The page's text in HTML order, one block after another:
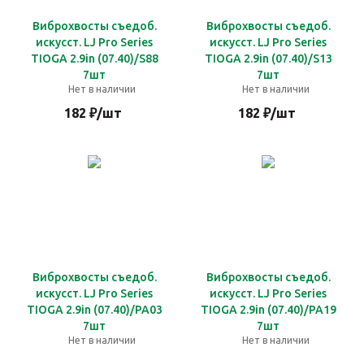
Виброхвосты съедоб.
искусст. LJ Pro Series
TIOGA 2.9in (07.40)/S88
7шт
Нет в наличии
182 ₽/шт
Виброхвосты съедоб.
искусст. LJ Pro Series
TIOGA 2.9in (07.40)/S13
7шт
Нет в наличии
182 ₽/шт
Виброхвосты съедоб.
искусст. LJ Pro Series
TIOGA 2.9in (07.40)/PA03
7шт
Нет в наличии
Виброхвосты съедоб.
искусст. LJ Pro Series
TIOGA 2.9in (07.40)/PA19
7шт
Нет в наличии